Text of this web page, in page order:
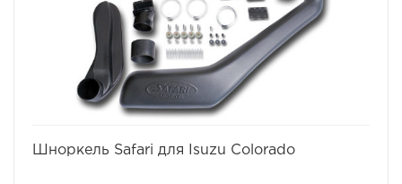
Вода, как известно, в отличие от воздуха несжимаема,
соответственно гнутся шатуны, "поднимаются"
головки моторов, ломаются коленвалы.
Шноркель Safari для Isuzu Colorado